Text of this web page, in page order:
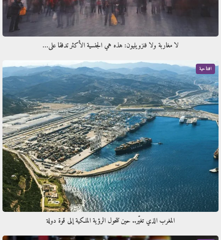
لا مغاربة ولا فنزويليون: هذه هي الجنسية الأكثر تدفقا على…
افتتاحية
المغرب الذي تغيّر.. حين تتحول الرؤية الملكية إلى قوة دولة